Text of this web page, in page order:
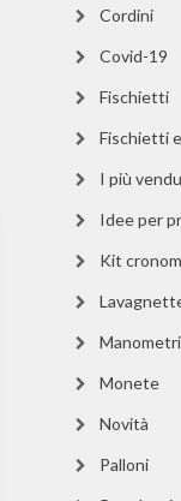
Cordini
Covid-19
Fischietti
Fischietti
I più
Idee per
Kit
Manometri
Monete
Novità
Palloni